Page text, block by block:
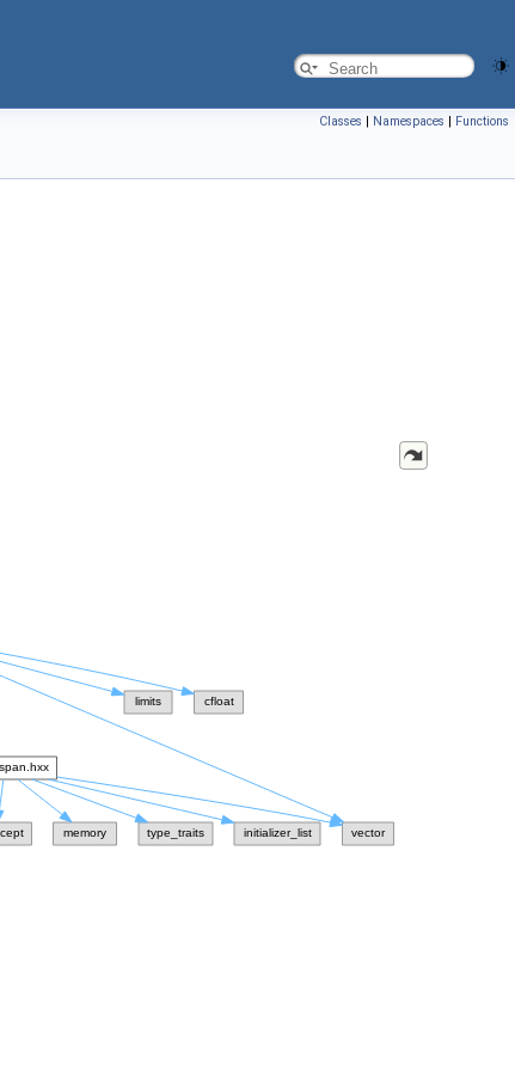
Classes | Namespaces | Functions